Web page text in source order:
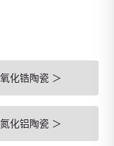
氧化锆陶瓷 ＞
氮化铝陶瓷 ＞